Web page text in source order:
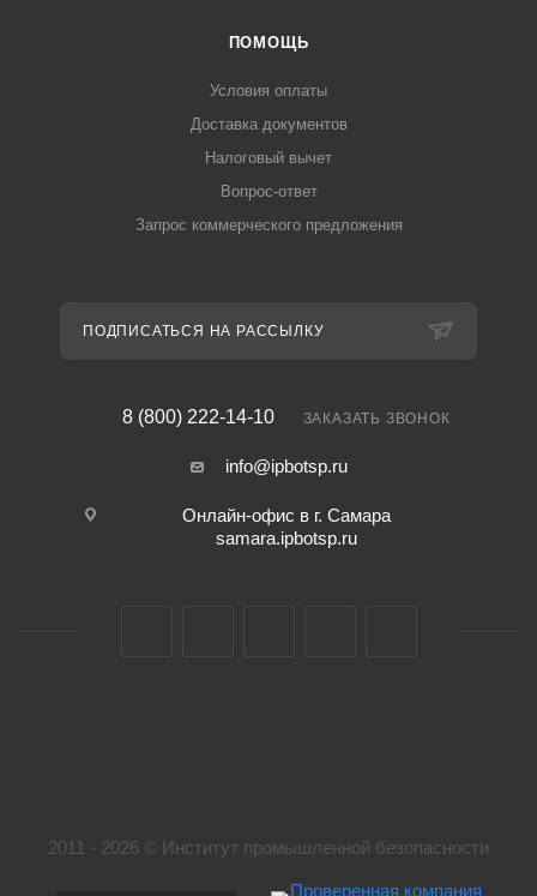
ПОМОЩЬ
Условия оплаты
Доставка документов
Налоговый вычет
Вопрос-ответ
Запрос коммерческого предложения
ПОДПИСАТЬСЯ НА РАССЫЛКУ
8 (800) 222-14-10 ЗАКАЗАТЬ ЗВОНОК
info@ipbotsp.ru
Онлайн-офис в г. Самара
samara.ipbotsp.ru
2011 - 2026 © Институт промышленной безопасности